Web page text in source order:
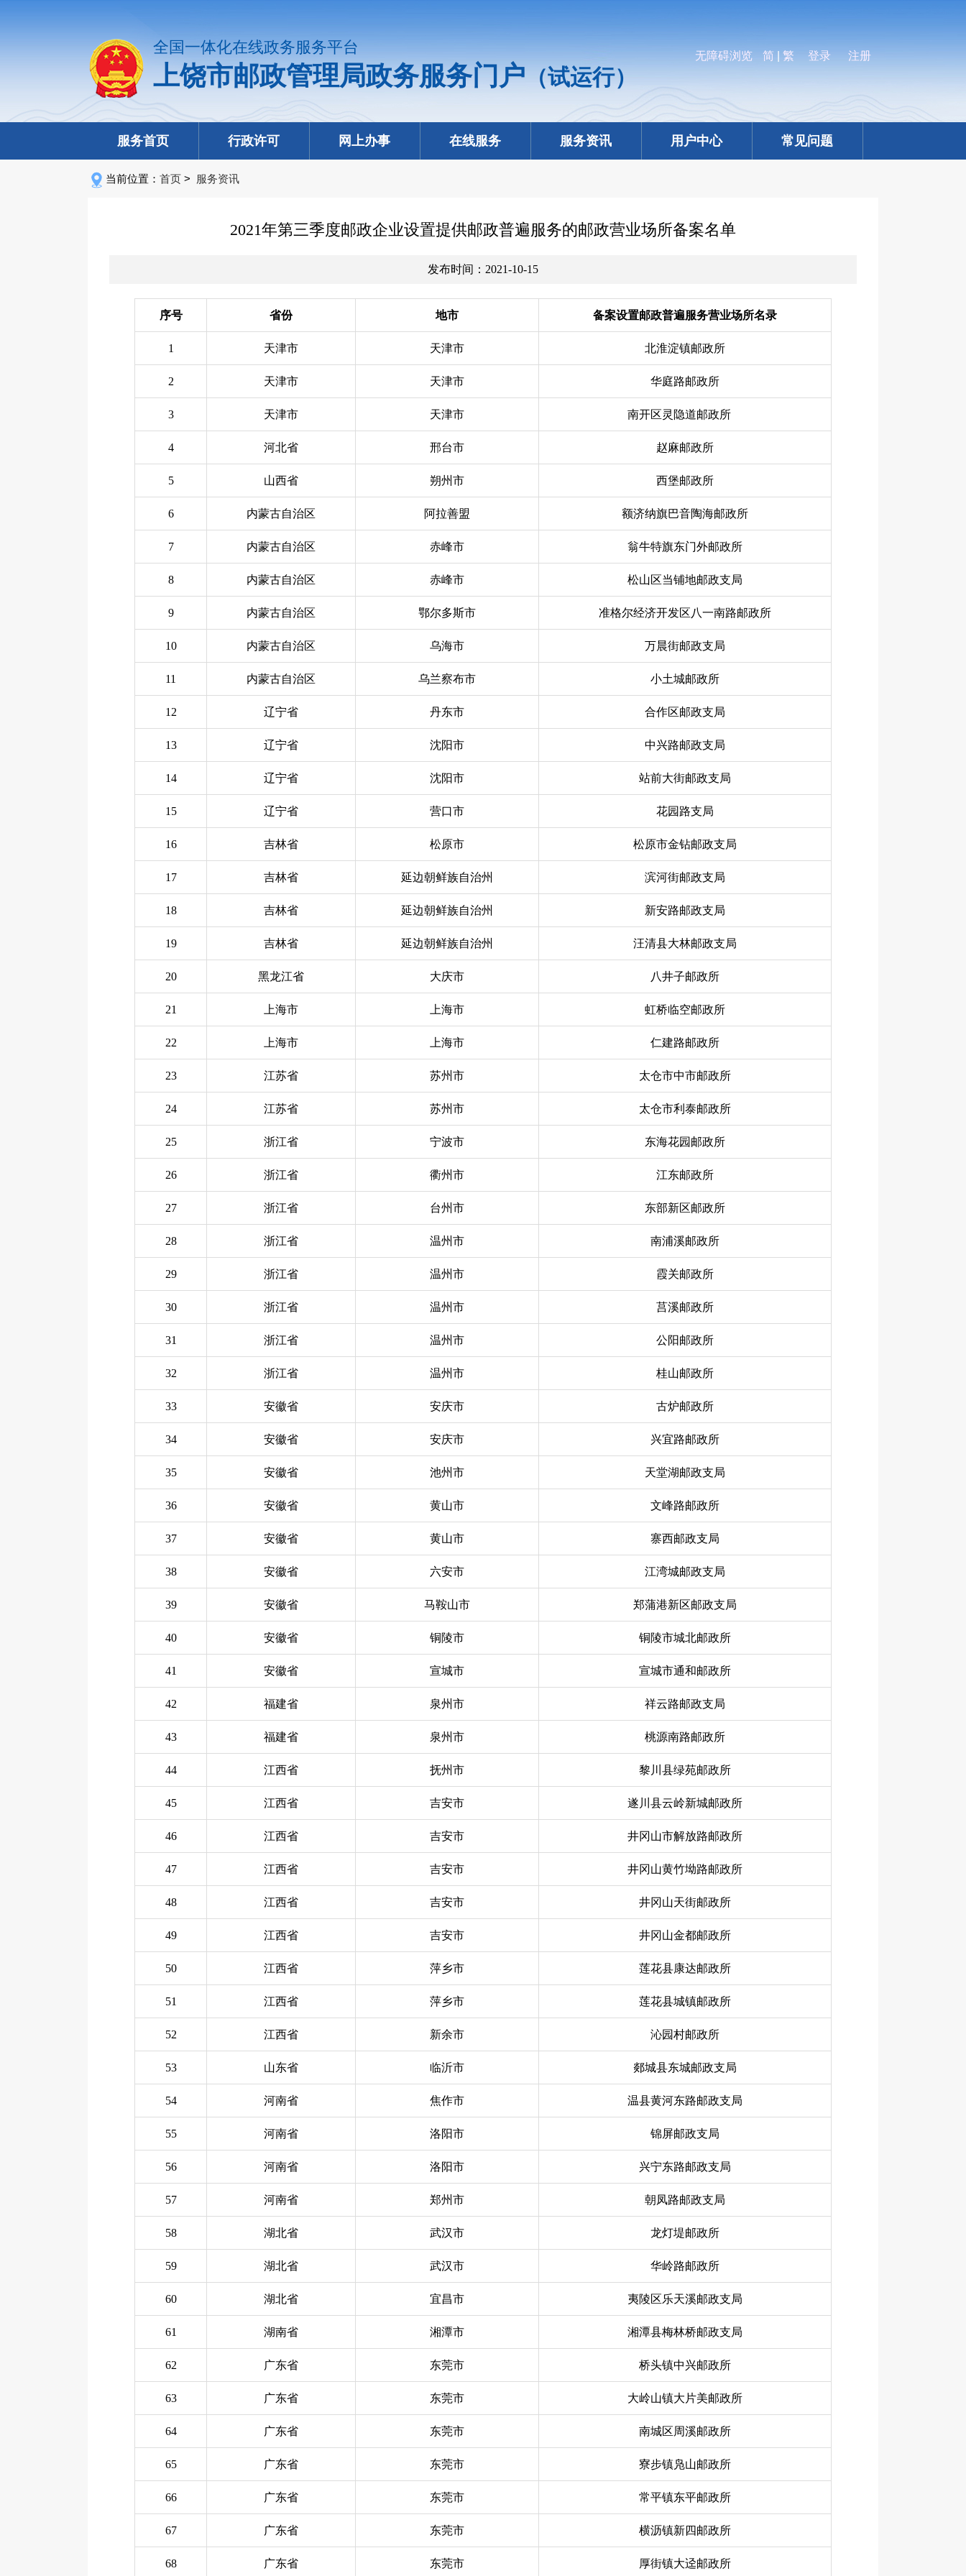
全国一体化在线政务服务平台
上饶市邮政管理局政务服务门户（试运行）
无障碍浏览 简 繁 登录 注册
服务首页 行政许可 网上办事 在线服务 服务资讯 用户中心 常见问题
当前位置： 首页 > 服务资讯
2021年第三季度邮政企业设置提供邮政普遍服务的邮政营业场所备案名单
发布时间：2021-10-15
序号 省份 地市 备案设置邮政普遍服务营业场所名录
1 天津市 天津市 北淮淀镇邮政所
2 天津市 天津市 华庭路邮政所
3 天津市 天津市 南开区灵隐道邮政所
4 河北省 邢台市 赵麻邮政所
5 山西省 朔州市 西堡邮政所
6 内蒙古自治区 阿拉善盟 额济纳旗巴音陶海邮政所
7 内蒙古自治区 赤峰市 翁牛特旗东门外邮政所
8 内蒙古自治区 赤峰市 松山区当铺地邮政支局
9 内蒙古自治区 鄂尔多斯市 准格尔经济开发区八一南路邮政所
10 内蒙古自治区 乌海市 万晨街邮政支局
11 内蒙古自治区 乌兰察布市 小土城邮政所
12 辽宁省 丹东市 合作区邮政支局
13 辽宁省 沈阳市 中兴路邮政支局
14 辽宁省 沈阳市 站前大街邮政支局
15 辽宁省 营口市 花园路支局
16 吉林省 松原市 松原市金钻邮政支局
17 吉林省 延边朝鲜族自治州 滨河街邮政支局
18 吉林省 延边朝鲜族自治州 新安路邮政支局
19 吉林省 延边朝鲜族自治州 汪清县大林邮政支局
20 黑龙江省 大庆市 八井子邮政所
21 上海市 上海市 虹桥临空邮政所
22 上海市 上海市 仁建路邮政所
23 江苏省 苏州市 太仓市中市邮政所
24 江苏省 苏州市 太仓市利泰邮政所
25 浙江省 宁波市 东海花园邮政所
26 浙江省 衢州市 江东邮政所
27 浙江省 台州市 东部新区邮政所
28 浙江省 温州市 南浦溪邮政所
29 浙江省 温州市 霞关邮政所
30 浙江省 温州市 莒溪邮政所
31 浙江省 温州市 公阳邮政所
32 浙江省 温州市 桂山邮政所
33 安徽省 安庆市 古炉邮政所
34 安徽省 安庆市 兴宜路邮政所
35 安徽省 池州市 天堂湖邮政支局
36 安徽省 黄山市 文峰路邮政所
37 安徽省 黄山市 寨西邮政支局
38 安徽省 六安市 江湾城邮政支局
39 安徽省 马鞍山市 郑蒲港新区邮政支局
40 安徽省 铜陵市 铜陵市城北邮政所
41 安徽省 宣城市 宣城市通和邮政所
42 福建省 泉州市 祥云路邮政支局
43 福建省 泉州市 桃源南路邮政所
44 江西省 抚州市 黎川县绿苑邮政所
45 江西省 吉安市 遂川县云岭新城邮政所
46 江西省 吉安市 井冈山市解放路邮政所
47 江西省 吉安市 井冈山黄竹坳路邮政所
48 江西省 吉安市 井冈山天街邮政所
49 江西省 吉安市 井冈山金都邮政所
50 江西省 萍乡市 莲花县康达邮政所
51 江西省 萍乡市 莲花县城镇邮政所
52 江西省 新余市 沁园村邮政所
53 山东省 临沂市 郯城县东城邮政支局
54 河南省 焦作市 温县黄河东路邮政支局
55 河南省 洛阳市 锦屏邮政支局
56 河南省 洛阳市 兴宁东路邮政支局
57 河南省 郑州市 朝凤路邮政支局
58 湖北省 武汉市 龙灯堤邮政所
59 湖北省 武汉市 华岭路邮政所
60 湖北省 宜昌市 夷陵区乐天溪邮政支局
61 湖南省 湘潭市 湘潭县梅林桥邮政支局
62 广东省 东莞市 桥头镇中兴邮政所
63 广东省 东莞市 大岭山镇大片美邮政所
64 广东省 东莞市 南城区周溪邮政所
65 广东省 东莞市 寮步镇凫山邮政所
66 广东省 东莞市 常平镇东平邮政所
67 广东省 东莞市 横沥镇新四邮政所
68 广东省 东莞市 厚街镇大迳邮政所